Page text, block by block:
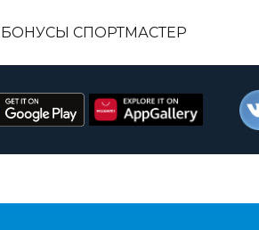
БОНУСЫ СПОРТМАСТЕР